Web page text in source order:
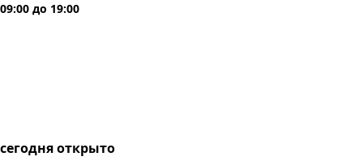
09:00 до 19:00
сегодняоткрыто